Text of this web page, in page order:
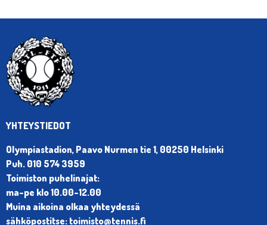
YHTEYSTIEDOT
Olympiastadion, Paavo Nurmen tie 1, 00250 Helsinki
Puh. 010 574 3959
Toimiston puhelinajat:
ma-pe klo 10.00-12.00
Muina aikoina olkaa yhteydessä
sähköpostitse: toimisto@tennis.fi